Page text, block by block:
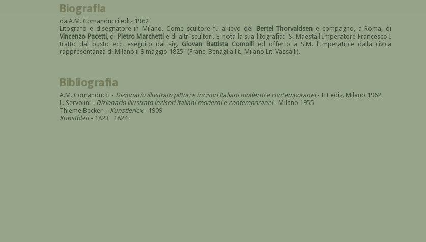
Biografia
da A.M. Comanducci ediz 1962
Litografo e disegnatore in Milano. Come scultore fu allievo del Bertel Thorvaldsen e compagno, a Roma, di
Vincenzo Pacetti, di Pietro Marchetti e di altri scultori. E' nota la sua litografia: "S. Maestà l'Imperatore Francesco I
tratto dal busto ecc. eseguito dal sig. Giovan Battista Comollied offerto a S.M. l'Imperatrice dalla civica
rappresentanza di Milano il 9 maggio 1825" (Franc. Benaglia lit., Milano Lit. Vassalli).
Bibliografia
A.M. Comanducci - Dizionario illustrato pittori e incisori italiani moderni e contemporanei- III ediz. Milano 1962
L. Servolini - Dizionario illustrato incisori italiani moderni e contemporanei- Milano 1955
Thieme Becker - Kunstlerlex- 1909
Kunstblatt- 1823 1824